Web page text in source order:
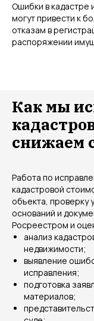
Ошибки в кадастре
могут привести к
отказам в
распоряжении
Как мы
снижаем
Работа по
кадастровой
объекта, проверку
оснований и
Росреестром и
анализ
недвижимости;
выявление
исправления;
подготовка
материалов;